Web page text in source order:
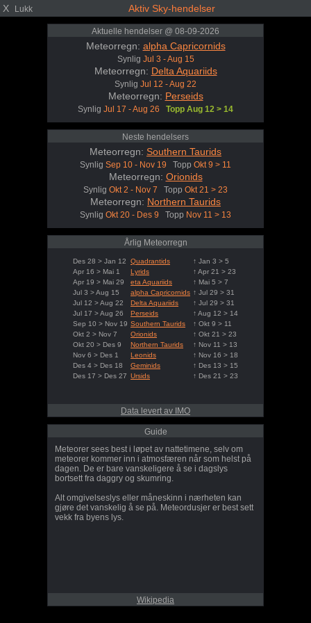
X Lukk Aktiv Sky-hendelser
Aktuelle hendelser @ 08-09-2026
Meteorregn: alpha Capricornids
Synlig Jul 3 - Aug 15
Meteorregn: Delta Aquariids
Synlig Jul 12 - Aug 22
Meteorregn: Perseids
Synlig Jul 17 - Aug 26 Topp Aug 12 > 14
Neste hendelsers
Meteorregn: Southern Taurids
Synlig Sep 10 - Nov 19 Topp Okt 9 > 11
Meteorregn: Orionids
Synlig Okt 2 - Nov 7 Topp Okt 21 > 23
Meteorregn: Northern Taurids
Synlig Okt 20 - Des 9 Topp Nov 11 > 13
Årlig Meteorregn
Des 28 > Jan 12 Quadrantids
↑ Jan 3 > 5
Apr 16 > Mai 1
Lyrids
↑ Apr 21 > 23
Apr 19 > Mai 29
eta Aquariids
↑ Mai 5 > 7
Jul 3 > Aug 15
alpha Capricornids ↑ Jul 29 > 31
Jul 12 > Aug 22
Delta Aquariids
↑ Jul 29 > 31
Jul 17 > Aug 26
Perseids
↑ Aug 12 > 14
Sep 10 > Nov 19 Southern Taurids
↑ Okt 9 > 11
Okt 2 > Nov 7
Orionids
↑ Okt 21 > 23
Okt 20 > Des 9
Northern Taurids
↑ Nov 11 > 13
Nov 6 > Des 1
Leonids
↑ Nov 16 > 18
Des 4 > Des 18
Geminids
↑ Des 13 > 15
Des 17 > Des 27 Ursids ↑ Des 21 > 23
Data levert av IMO
Guide
Meteorer sees best i løpet av nattetimene, selv om
meteorer kommer inn i atmosfæren når som helst på
dagen. De er bare vanskeligere å se i dagslys
bortsett fra daggry og skumring.
Alt omgivelseslys eller måneskinn i nærheten kan
gjøre det vanskelig å se på. Meteordusjer er best sett
vekk fra byens lys.
Wikipedia